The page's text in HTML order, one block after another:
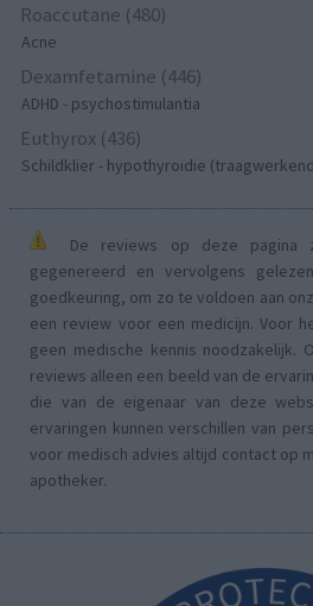
Roaccutane (480)
Acne
Dexamfetamine (446)
ADHD - psychostimulantia
Euthyrox (436)
Schildklier - hypothyroidie
De reviews op deze pagina
gegenereerd en vervolgens
goedkeuring, om zo te voldoen aan
een review voor een medicijn. Voor
geen medische kennis noodzakelijk.
reviews alleen een beeld van de
die van de eigenaar van deze
ervaringen kunnen verschillen van
voor medisch advies altijd contact op
apotheker.